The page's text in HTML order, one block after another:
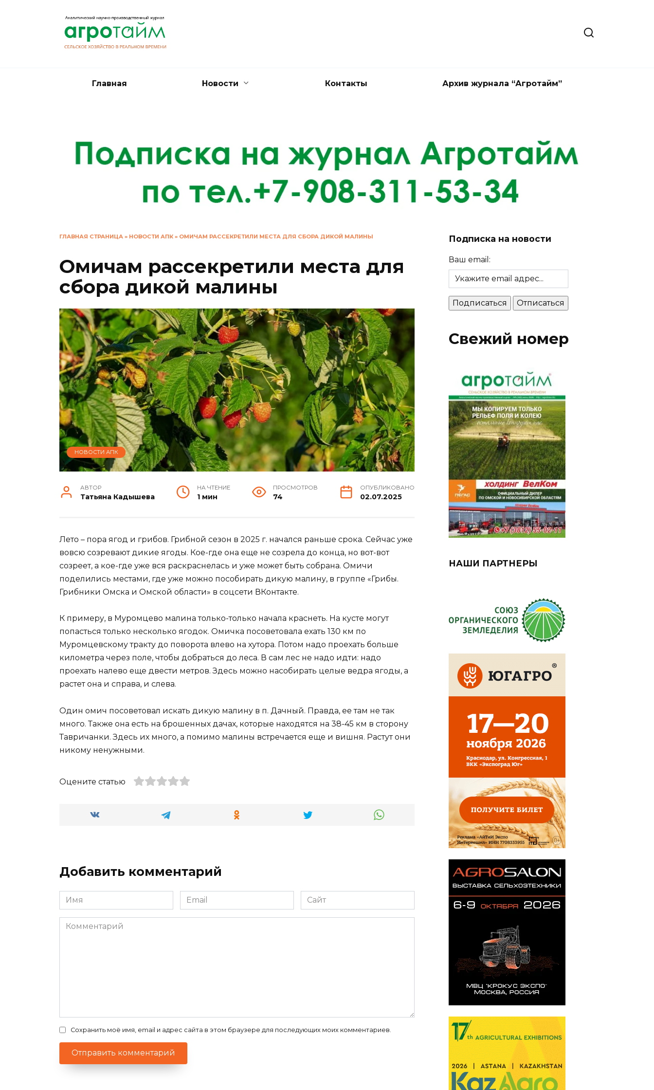
Главная Новости Контакты Архив журнала “Агротайм”
ГЛАВНАЯ СТРАНИЦА » НОВОСТИ АПК » ОМИЧАМ РАССЕКРЕТИЛИ МЕСТА ДЛЯ СБОРА ДИКОЙ МАЛИНЫ
Омичам рассекретили места для
сбора дикой малины
НОВОСТИ АПК
АВТОР
Татьяна Кадышева
НА ЧТЕНИЕ
1 мин
ПРОСМОТРОВ
74
ОПУБЛИКОВАНО
02.07.2025
Лето – пора ягод и грибов. Грибной сезон в 2025 г. начался раньше срока. Сейчас уже
вовсю созревают дикие ягоды. Кое-где она еще не созрела до конца, но вот-вот
созреет, а кое-где уже вся раскраснелась и уже может быть собрана. Омичи
поделились местами, где уже можно пособирать дикую малину, в группе «Грибы.
Грибники Омска и Омской области» в соцсети ВКонтакте.
К примеру, в Муромцево малина только-только начала краснеть. На кусте могут
попасться только несколько ягодок. Омичка посоветовала ехать 130 км по
Муромцевскому тракту до поворота влево на хутора. Потом надо проехать больше
километра через поле, чтобы добраться до леса. В сам лес не надо идти: надо
проехать налево еще двести метров. Здесь можно насобирать целые ведра ягоды, а
растет она и справа, и слева.
Один омич посоветовал искать дикую малину в п. Дачный. Правда, ее там не так
много. Также она есть на брошенных дачах, которые находятся на 38-45 км в сторону
Тавричанки. Здесь их много, а помимо малины встречается еще и вишня. Растут они
никому ненужными.
Оцените статью
Добавить комментарий
Имя
*
Email
*
Сайт
Комментарий
Сохранить моё имя, email и адрес сайта в этом браузере для последующих моих комментариев.
Подписка на новости
Ваш email:
Свежий номер
НАШИ ПАРТНЕРЫ